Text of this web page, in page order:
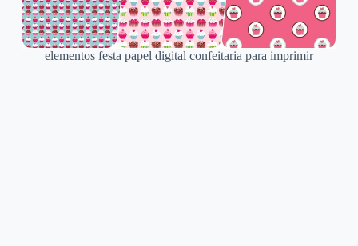
elementos festa papel digital confeitaria para imprimir